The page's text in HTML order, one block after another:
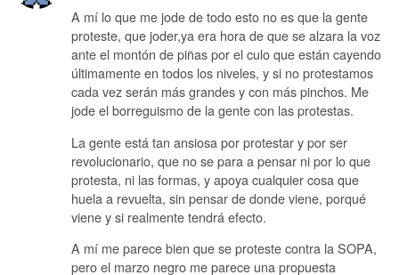
A mí lo que me jode de todo esto no es que la gente
proteste, que joder,ya era hora de que se alzara la voz
ante el montón de piñas por el culo que están cayendo
últimamente en todos los niveles, y si no protestamos
cada vez serán más grandes y con más pinchos. Me
jode el borreguismo de la gente con las protestas.
La gente está tan ansiosa por protestar y por ser
revolucionario, que no se para a pensar ni por lo que
protesta, ni las formas, y apoya cualquier cosa que
huela a revuelta, sin pensar de donde viene, porqué
viene y si realmente tendrá efecto.
A mí me parece bien que se proteste contra la SOPA,
pero el marzo negro me parece una propuesta